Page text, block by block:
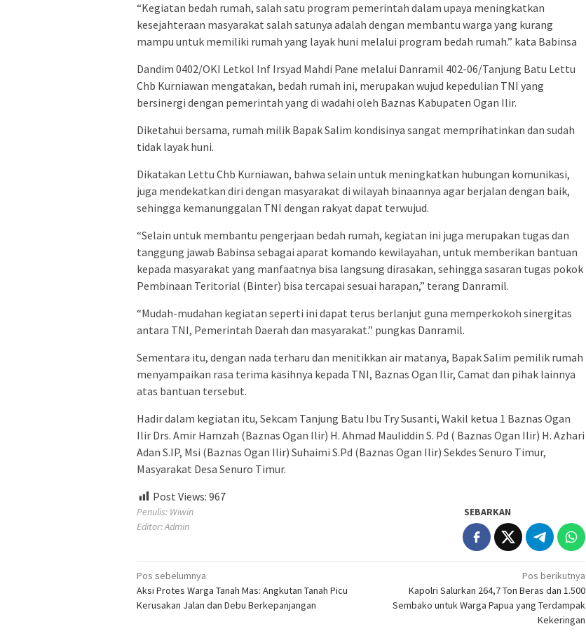
“Kegiatan bedah rumah, salah satu program pemerintah dalam upaya meningkatkan
kesejahteraan masyarakat salah satunya adalah dengan membantu warga yang kurang
mampu untuk memiliki rumah yang layak huni melalui program bedah rumah.” kata Babinsa
Dandim 0402/OKI Letkol Inf Irsyad Mahdi Pane melalui Danramil 402-06/Tanjung Batu Lettu
Chb Kurniawan mengatakan, bedah rumah ini, merupakan wujud kepedulian TNI yang
bersinergi dengan pemerintah yang di wadahi oleh Baznas Kabupaten Ogan Ilir.
Diketahui bersama, rumah milik Bapak Salim kondisinya sangat memprihatinkan dan sudah
tidak layak huni.
Dikatakan Lettu Chb Kurniawan, bahwa selain untuk meningkatkan hubungan komunikasi,
juga mendekatkan diri dengan masyarakat di wilayah binaannya agar berjalan dengan baik,
sehingga kemanunggalan TNI dengan rakyat dapat terwujud.
“Selain untuk membantu pengerjaan bedah rumah, kegiatan ini juga merupakan tugas dan
tanggung jawab Babinsa sebagai aparat komando kewilayahan, untuk memberikan bantuan
kepada masyarakat yang manfaatnya bisa langsung dirasakan, sehingga sasaran tugas pokok
Pembinaan Teritorial (Binter) bisa tercapai sesuai harapan,” terang Danramil.
“Mudah-mudahan kegiatan seperti ini dapat terus berlanjut guna memperkokoh sinergitas
antara TNI, Pemerintah Daerah dan masyarakat.” pungkas Danramil.
Sementara itu, dengan nada terharu dan menitikkan air matanya, Bapak Salim pemilik rumah
menyampaikan rasa terima kasihnya kepada TNI, Baznas Ogan Ilir, Camat dan pihak lainnya
atas bantuan tersebut.
Hadir dalam kegiatan itu, Sekcam Tanjung Batu Ibu Try Susanti, Wakil ketua 1 Baznas Ogan
Ilir Drs. Amir Hamzah (Baznas Ogan Ilir) H. Ahmad Mauliddin S. Pd ( Baznas Ogan Ilir) H. Azhari
Adan S.IP, Msi (Baznas Ogan Ilir) Suhaimi S.Pd (Baznas Ogan Ilir) Sekdes Senuro Timur,
Masyarakat Desa Senuro Timur.
Post Views: 967
Penulis: Wiwin
Editor: Admin
SEBARKAN
Navigasi
pos
Pos sebelumnya
Aksi Protes Warga Tanah Mas: Angkutan Tanah Picu
Kerusakan Jalan dan Debu Berkepanjangan
Pos berikutnya
Kapolri Salurkan 264,7 Ton Beras dan 1.500
Sembako untuk Warga Papua yang Terdampak
Kekeringan